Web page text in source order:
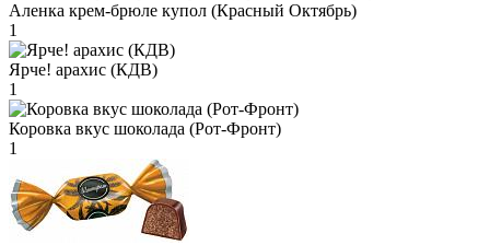
Аленка крем-брюле купол (Красный Октябрь)
1
Ярче! арахис (КДВ)
1
Коровка вкус шоколада (Рот-Фронт)
1